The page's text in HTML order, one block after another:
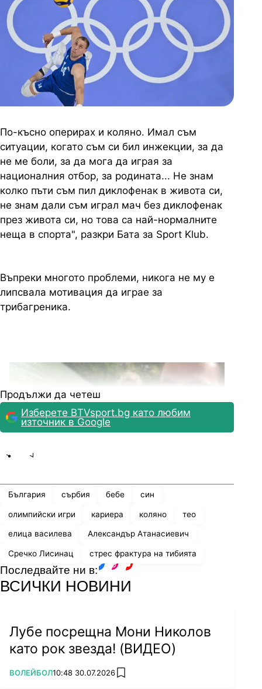
По-късно оперирах и коляно. Имал съм
ситуации, когато съм си бил инжекции, за да
не ме боли, за да мога да играя за
националния отбор, за родината... Не знам
колко пъти съм пил диклофенак в живота си,
не знам дали съм играл мач без диклофенак
през живота си, но това са най-нормалните
неща в спорта", разкри Бата за Sport Klub.
Въпреки многото проблеми, никога не му е
липсвала мотивация да играе за
трибагреника.
Очаквано завръщане: Елица Василева
"Просто работиш всеки ден, на всяко ниво и
не гледаш на това като на жертва, а на нещо,
Продължи да четеш
Изберете BTVsport.bg като любим
източник в Google
България сърбия бебе син
олимпийски игри кариера коляно тео
елица василева Александър Атанасиевич
Сречко Лисинац стрес фрактура на тибията
Последвайте ни в:
ВСИЧКИ НОВИНИ
Лубе посрещна Мони Николов
като рок звезда! (ВИДЕО)
ПОВЕЧЕ ОТ
ВОЛЕЙБОЛ10:48 30.07.2026 add favorites